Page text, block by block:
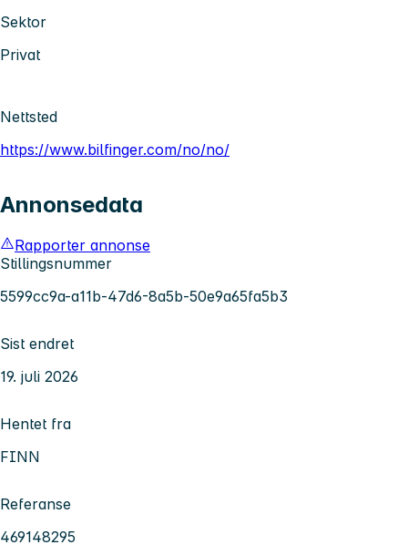
Sektor
Privat
Nettsted
https://www.bilfinger.com/no/no/
Annonsedata
Rapporter annonse
Stillingsnummer
5599cc9a-a11b-47d6-8a5b-50e9a65fa5b3
Sist endret
19. juli 2026
Hentet fra
FINN
Referanse
469148295